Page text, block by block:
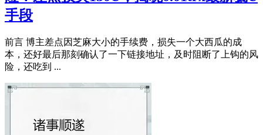
手段
前言 博主差点因芝麻大小的手续费，损失一个大西瓜的成
本，还好最后那刻确认了一下链接地址，及时阻断了上钩的风
险，还吃到 ...